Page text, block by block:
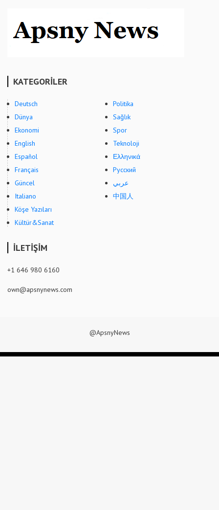
KATEGORİLER
Deutsch
Dünya
Ekonomi
English
Español
Français
Güncel
Italiano
Köşe Yazıları
Kültür&Sanat
Politika
Sağlık
Spor
Teknoloji
Ελληνικά
Русский
عربي
中国人
İLETİŞİM
+1 646 980 6160
own@apsnynews.com
@ApsnyNews